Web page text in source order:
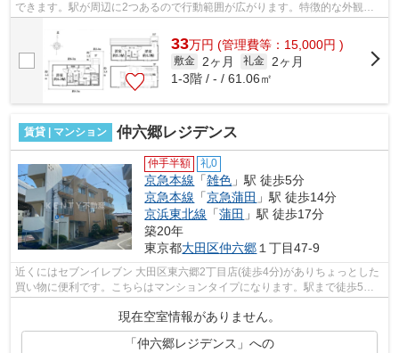
できます。駅が周辺に2つあるので行動範囲が広がります。特徴的な外観と
33万円 (管理費等：15,000円 )
敷金 2ヶ月 礼金
2ヶ月
1-3階 / - / 61.06㎡
賃貸 | マンション 仲六郷レジデンス
仲手半額 礼0
京急本線 「雑色 」駅 徒歩5分
京急本線 「京急蒲田 」駅 徒歩14分
京浜東北線 「蒲田 」駅 徒歩17分
築20年
東京都大田区仲六郷 １丁目47-9
近くにはセブンイレブン 大田区東六郷2丁目店(徒歩4分)がありちょっとした
買い物に便利です。こちらはマンションタイプになります。駅まで徒歩5分
現在空室情報がありません。
「仲六郷レジデンス」への